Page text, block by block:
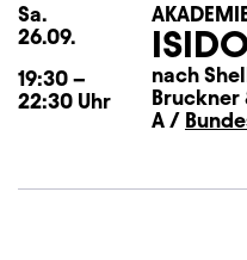
Sa.
26.09.
19:30 –
22:30 Uhr
nach
Bruckner
A /